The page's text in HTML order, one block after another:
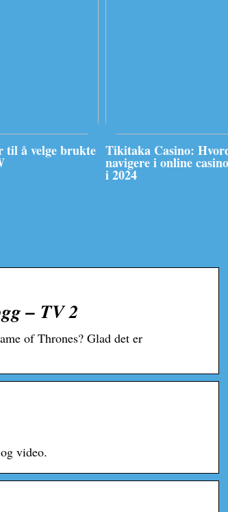
til å velge brukte Tikitaka Casino:
navigere i online
i 2024
– TV 2
of Thrones? Glad det er
video.